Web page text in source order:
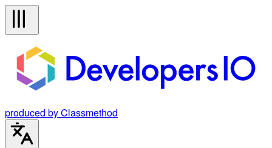
produced by Classmethod